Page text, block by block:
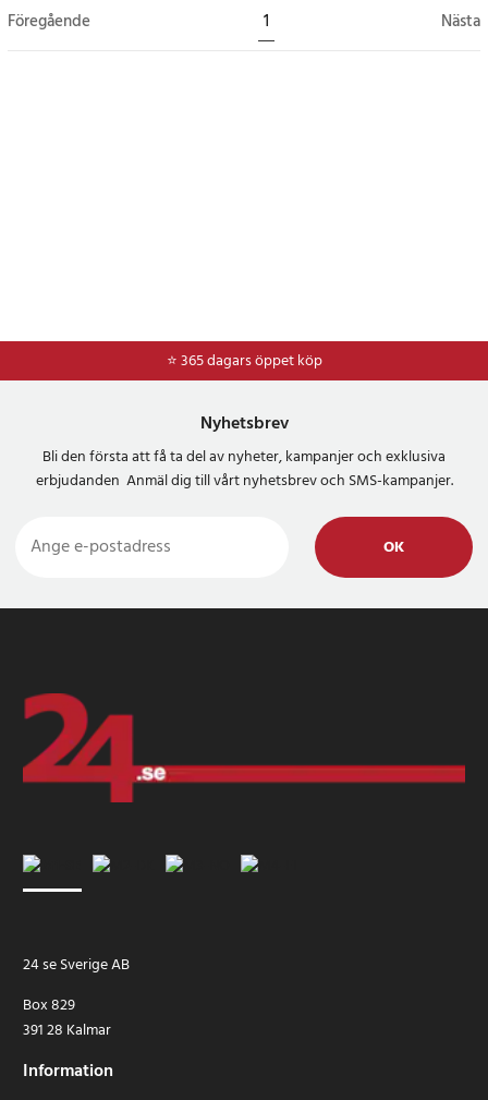
Föregående 1 Nästa
⭐ 365 dagars öppet köp
Nyhetsbrev
Bli den första att få ta del av nyheter, kampanjer och exklusiva
erbjudanden Anmäl dig till vårt nyhetsbrev och SMS-kampanjer.
OK
24 se Sverige AB
Box 829
391 28 Kalmar
Information